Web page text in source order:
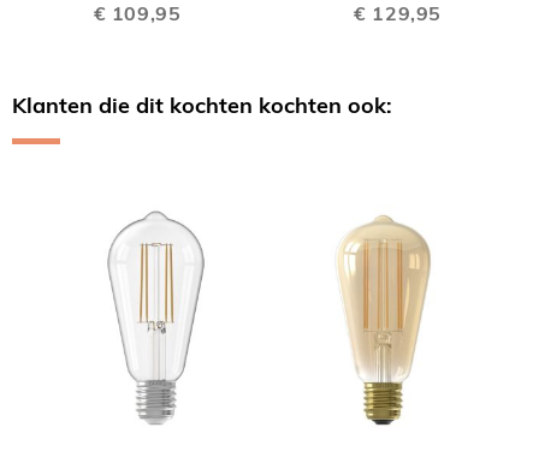
€ 109,95
€ 129,95
Klanten die dit kochten kochten ook: